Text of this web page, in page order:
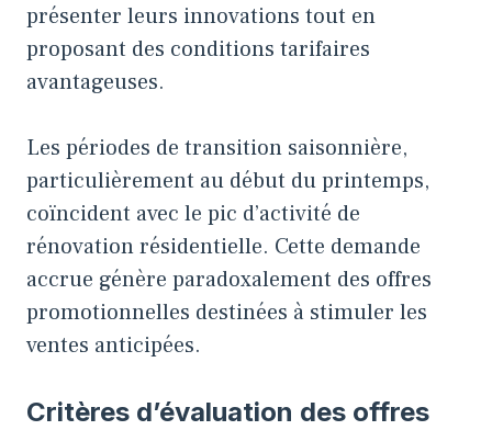
présenter leurs innovations tout en
proposant des conditions tarifaires
avantageuses.
Les périodes de transition saisonnière,
particulièrement au début du printemps,
coïncident avec le pic d’activité de
rénovation résidentielle. Cette demande
accrue génère paradoxalement des offres
promotionnelles destinées à stimuler les
ventes anticipées.
Critères d’évaluation des offres